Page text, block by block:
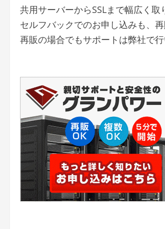
共用サーバーからSSLまで幅広く
セルフバックでのお申し込みも、
再販の場合でもサポートは弊社で